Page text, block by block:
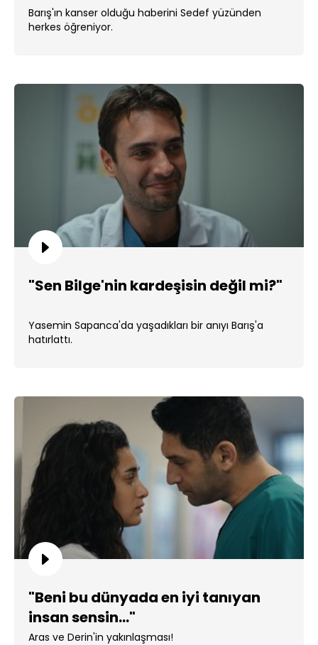
Barış'ın kanser olduğu haberini Sedef yüzünden
herkes öğreniyor.
"Sen Bilge'nin kardeşisin değil mi?"
Yasemin Sapanca'da yaşadıkları bir anıyı Barış'a
hatırlattı.
"Beni bu dünyada en iyi tanıyan
insan sensin..."
Aras ve Derin'in yakınlaşması!